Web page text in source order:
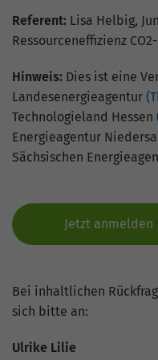
Referent: Lisa Helbig,
Ressourceneffizienz
Hinweis: Dies ist eine
Landesenergieagentur
Technologieland Hessen
Energieagentur
Sächsischen
Jetzt anmelden
Bei inhaltlichen
sich bitte an:
Ulrike Lilie
Zweck
Die
Name _gid
Laufzeit 1 Tag
um